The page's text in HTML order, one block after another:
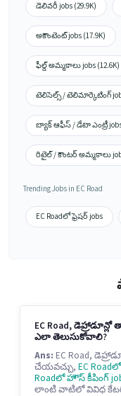
డెలివరీ jobs (29.9K)
అకౌంటెంట్ jobs (17.9K)
ఫీల్డ్ అమ్మకాలు jobs (12.6K)
టెలిసెల్స్ / టెలిమార్కెటింగ్
బ్యాక్ ఆఫీస్ / డేటా ఎంట్రీ jobs
రిటైల్ / కౌంటర్ అమ్మకాలు
Trending Jobs in EC Road
EC Roadలో ఫ్రెషర్ jobs
EC Road,
ఎలా తెలుసుకోవాలి?
Ans: EC Road,
చేయవచ్చు, EC
Roadలో హౌస్ కీపింగ్
లాంటి వాటిలో వివిధ